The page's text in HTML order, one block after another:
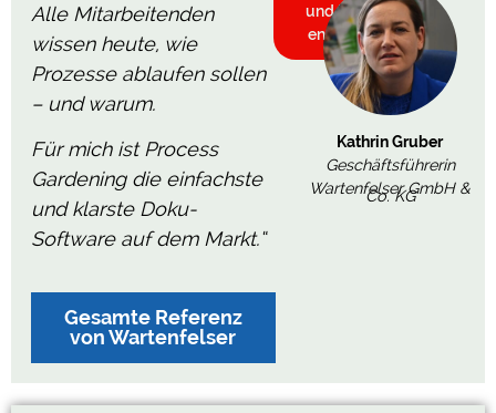
und Inhalte
entsperren
Alle Mitarbeitenden
wissen heute, wie
Prozesse ablaufen sollen
– und warum.
Für mich ist Process
Gardening die einfachste
und klarste Doku-
Software auf dem Markt.“
Gesamte Referenz
von Wartenfelser
Kathrin Gruber
Geschäftsführerin
Wartenfelser GmbH &
Co. KG